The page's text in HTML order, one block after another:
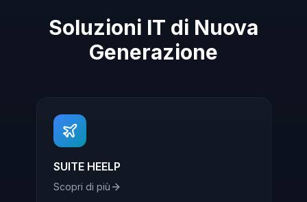
Soluzioni IT di Nuova
Generazione
SUITE HEELP
Scopri di più